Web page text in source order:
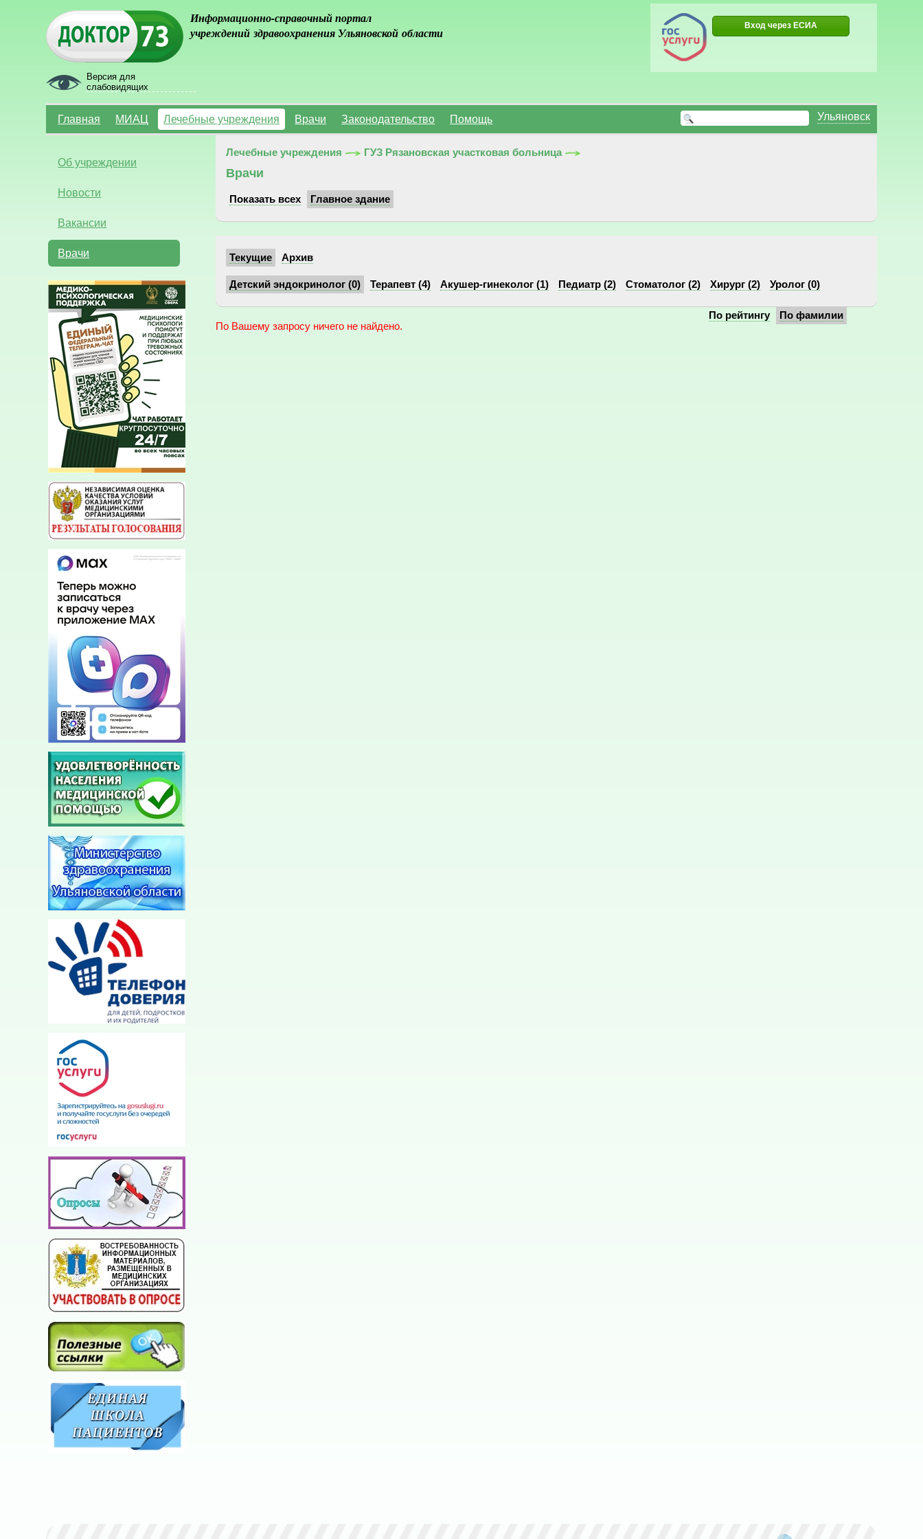
Версия для
слабовидящих
Информационно-справочный портал
учреждений здравоохранения Ульяновской области
Вход через ЕСИА
Ульяновск
Главная МИАЦ Лечебные учреждения Врачи Законодательство Помощь
Об учреждении
Новости
Вакансии
Врачи
Лечебные учреждения ГУЗ Рязановская участковая больница
Врачи
Показать всех Главное здание
Текущие Архив
Детский эндокринолог (0) Терапевт (4) Акушер-гинеколог (1) Педиатр (2) Стоматолог (2) Хирург (2) Уролог (0)
По рейтингу
По фамилии
По Вашему запросу ничего не найдено.